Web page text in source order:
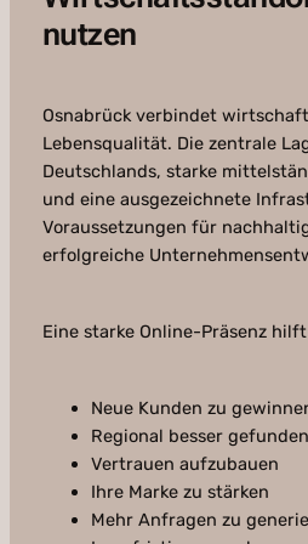
nutzen
Osnabrück verbindet
Lebensqualität. Die zentrale
Deutschlands, starke
und eine ausgezeichnete
Voraussetzungen für
erfolgreiche
Eine starke Online-Präsenz
Neue Kunden zu
Regional besser
Vertrauen aufzubauen
Ihre Marke zu stärken
Mehr Anfragen zu